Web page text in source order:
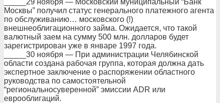
_____29 ноября — Московский муниципальный “Банк
Москвы” получил статус генерального платежного агента
по обслуживанию… московского (!)
внешнеоблигационного займа. Ожидается, что такой
валютный заем на сумму 500 млн. долларов будет
зарегистрирован уже в январе 1997 года.
_____30 ноября — При администрации Челябинской
области создана рабочая группа, которая должна дать
экспертное заключение о распоряжении областного
руководства по самостоятельной
“региональносуверенной” эмиссии ADR или
еврооблигаций.